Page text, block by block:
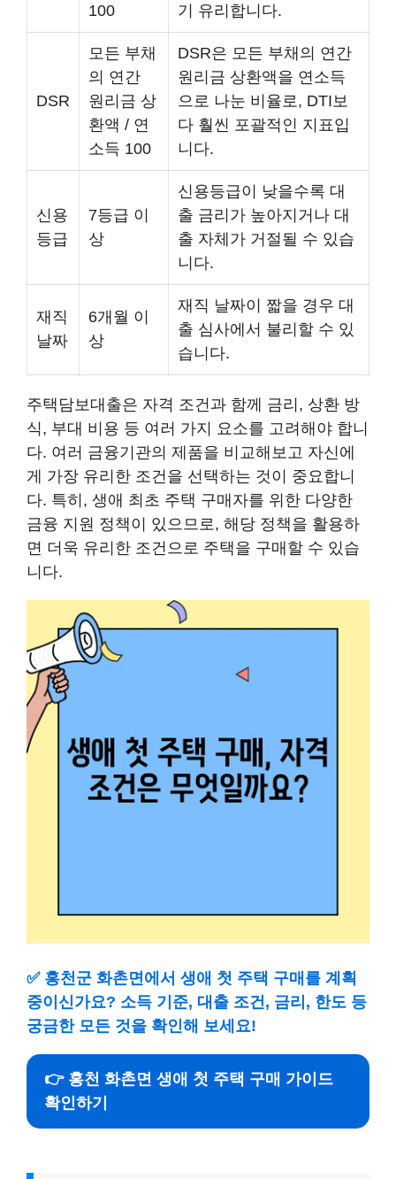
100
기 유리합니다.
DSR
모든 부채
의 연간
원리금 상
환액 / 연
소득 100
DSR은 모든 부채의 연간
원리금 상환액을 연소득
으로 나눈 비율로, DTI보
다 훨씬 포괄적인 지표입
니다.
신용
등급
7등급 이
상
신용등급이 낮을수록 대
출 금리가 높아지거나 대
출 자체가 거절될 수 있습
니다.
재직
날짜
6개월 이
상
재직 날짜이 짧을 경우 대
출 심사에서 불리할 수 있
습니다.
주택담보대출은 자격 조건과 함께 금리, 상환 방
식, 부대 비용 등 여러 가지 요소를 고려해야 합니
다. 여러 금융기관의 제품을 비교해보고 자신에
게 가장 유리한 조건을 선택하는 것이 중요합니
다. 특히, 생애 최초 주택 구매자를 위한 다양한
금융 지원 정책이 있으므로, 해당 정책을 활용하
면 더욱 유리한 조건으로 주택을 구매할 수 있습
니다.
✅ 홍천군 화촌면에서 생애 첫 주택 구매를 계획
중이신가요? 소득 기준, 대출 조건, 금리, 한도 등
궁금한 모든 것을 확인해 보세요!
👉 홍천 화촌면 생애 첫 주택 구매 가이드
확인하기